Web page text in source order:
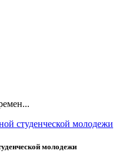
студенческой молодежи
молодежи